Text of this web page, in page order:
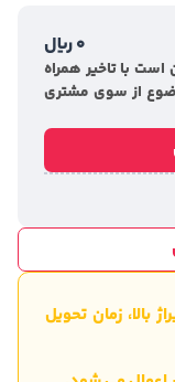
همراه
مشتری
تحویل